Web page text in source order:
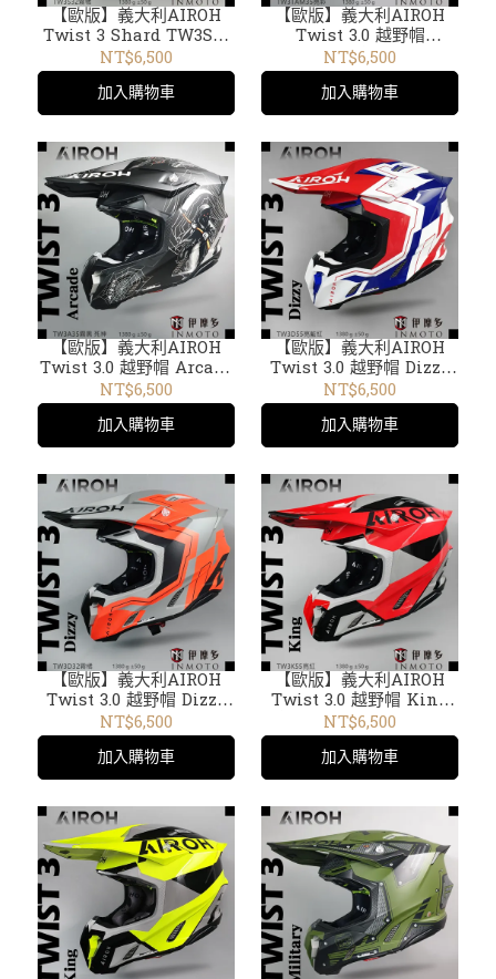
【歐版】義大利AIROH
Twist 3 Shard TW3S32
霧橘
NT$6,500
加入購物車
【歐版】義大利AIROH
Twist 3.0 越野帽
Amazonia 亮彩 Twist 3
TW3TAM35
NT$6,500
加入購物車
【歐版】義大利AIROH
Twist 3.0 越野帽 Arcade
霧黑 死神 TWIST 3
TW3A35
NT$6,500
加入購物車
【歐版】義大利AIROH
Twist 3.0 越野帽 Dizzy
亮藍紅 Twist 3 TW3D55
NT$6,500
加入購物車
【歐版】義大利AIROH
Twist 3.0 越野帽 Dizzy
霧橘 Twist 3 TW3D32
NT$6,500
加入購物車
【歐版】義大利AIROH
Twist 3.0 越野帽 King
亮紅 Twist 3 TW3K55
NT$6,500
加入購物車